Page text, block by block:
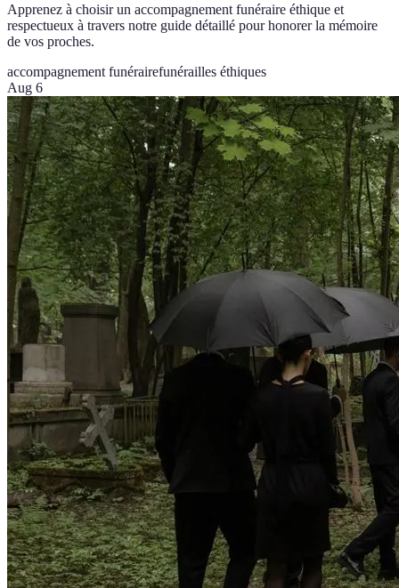
Apprenez à choisir un accompagnement funéraire éthique et
respectueux à travers notre guide détaillé pour honorer la mémoire
de vos proches.
accompagnement funérairefunérailles éthiques
Aug 6